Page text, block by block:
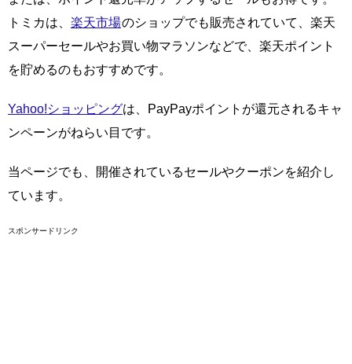
トミカは、 楽天市場のショップでも販売されていて、楽天
スーパーセールやお買い物マラソンなどで、楽天ポイント
を貯めるのもおすすめです。
Yahoo!ショッピングは、PayPayポイントが還元されるキャ
ンペーンがねらい目です。
当ページでも、開催されているセールやクーポンを紹介し
ています。
スポンサードリンク